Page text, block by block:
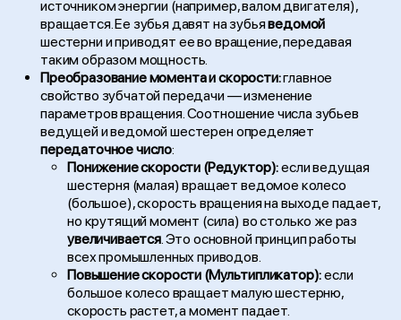
источником энергии (например, валом двигателя),
вращается. Ее зубья давят на зубьяведомой
шестерни и приводят ее во вращение, передавая
таким образом мощность.
Преобразование момента и скорости:главное
свойство зубчатой передачи — изменение
параметров вращения. Соотношение числа зубьев
ведущей и ведомой шестерен определяет
передаточное число:
Понижение скорости (Редуктор):если ведущая
шестерня (малая) вращает ведомое колесо
(большое), скорость вращения на выходе падает,
но крутящий момент (сила) во столько же раз
увеличивается. Это основной принцип работы
всех промышленных приводов.
Повышение скорости (Мультипликатор):если
большое колесо вращает малую шестерню,
скорость растет, а момент падает.